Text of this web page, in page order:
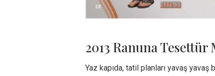
2013 Ranuna
Yaz kapıda, tatil planları yavaş